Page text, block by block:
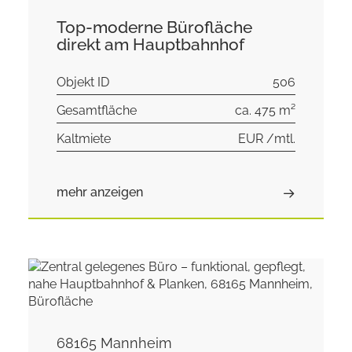
Top-moderne Bürofläche
direkt am Hauptbahnhof
Objekt ID
506
Gesamtfläche
ca. 475 m²
Kaltmiete
EUR /mtl.
mehr anzeigen
68165 Mannheim